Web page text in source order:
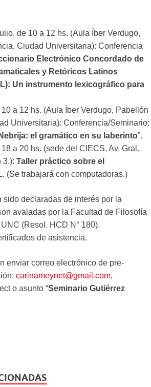
de 10 a 12 hs. (Aula Íber Verdugo,
Ciudad Universitaria): Conferencia
Electrónico Concordado de
y Retóricos Latinos
Un instrumento lexicográfico para
10 a 12 hs. (Aula Íber Verdugo, Pabellón
Universitaria): Conferencia/Seminario:
el gramático en su laberinto”.
a 20 hs. (sede del CIECS, Av. Gral.
3.): Taller práctico sobre el
. (Se trabajará con computadoras.)
sido declaradas de interés por la
avaladas por la Facultad de Filosofía
(Resol. HCD N° 180).
de asistencia.
enviar correo electrónico de pre-
carinameynet@gmail.com,
o asunto “Seminario Gutiérrez